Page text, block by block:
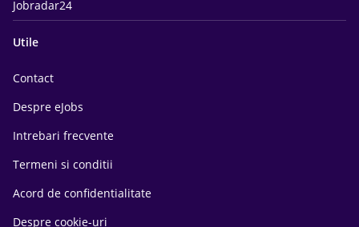
Jobradar24
Utile
Contact
Despre eJobs
Intrebari frecvente
Termeni si conditii
Acord de confidentialitate
Despre cookie-uri